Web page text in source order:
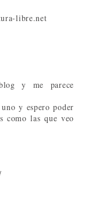
libre.net
y me parece
y espero poder
como las que veo